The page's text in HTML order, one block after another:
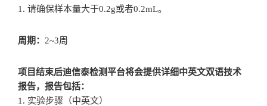
1. 请确保样本量大于0.2g或者0.2mL。
周期： 2~3周
项目结束后迪信泰检测平台将会提供详细中英文双语技术
报告，报告包括：
1. 实验步骤（中英文）